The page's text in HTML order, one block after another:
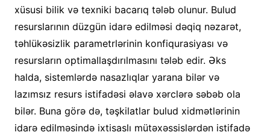
xüsusi bilik və texniki bacarıq tələb olunur. Bulud
resurslarının düzgün idarə edilməsi dəqiq nəzarət,
təhlükəsizlik parametrlərinin konfiqurasiyası və
resursların optimallaşdırılmasını tələb edir. Əks
halda, sistemlərdə nasazlıqlar yarana bilər və
lazımsız resurs istifadəsi əlavə xərclərə səbəb ola
bilər. Buna görə də, təşkilatlar bulud xidmətlərinin
idarə edilməsində ixtisaslı mütəxəssislərdən istifadə